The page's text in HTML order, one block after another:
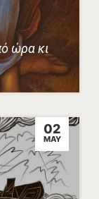
ώρα κι
02
MAY